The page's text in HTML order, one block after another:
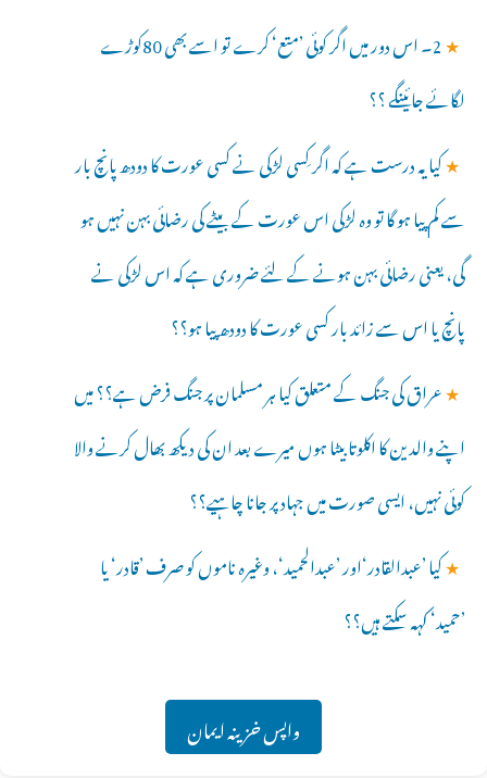
★
2۔ اس دور میں اگر کوئی ’متع‘ کرے تو اسے بھی 80کوڑے
لگائے جائینگے ؟؟
★کیا یہ درست ہے کہ اگر کِسی لڑکی نے کسی عورت کا دودھ پانچ بار
سے کم پیا ہو گا تو وہ لڑکی اس عورت کے بیٹے کی رضائی بہن نہیں ہو
گی، یعنی رضائی بہن ہونے کے لئے ضروری ہے کہ اس لڑکی نے
پانچ یا اس سے زائد بار کسی عورت کا دودھ پیا ہو؟؟
★عراق کی جنگ کے متعلق کیا ہر مسلمان پر جنگ فرض ہے؟؟ میں
اپنے والدین کا اکلوتا بیٹا ہوں میرے بعد ان کی دیکھ بھال کرنے والا
کوئی نہیں، ایسی صورت میں جہادپر جانا چاہیے؟؟
★کیا ’عبدالقادر‘اور ’عبدالحمید‘، وغیرہ ناموں کو صرف ’قادر‘ یا
’حمید‘ کہہ سکتے ہیں؟؟
واپس خزینہ ایمان